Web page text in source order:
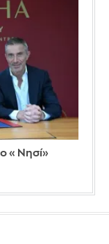
«Νησί»